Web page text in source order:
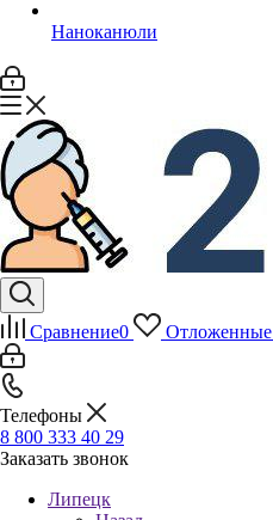
Наноканюли
Сравнение0 Отложенные
Телефоны
8 800 333 40 29
Заказать звонок
Липецк